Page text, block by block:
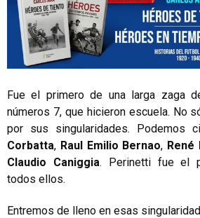
Fue el primero de una larga zaga
números 7, que hicieron escuela. No
por sus singularidades. Podemos
Corbatta, Raul Emilio Bernao, René
Claudio Caniggia. Perinetti fue el
todos ellos.
Entremos de lleno en esas